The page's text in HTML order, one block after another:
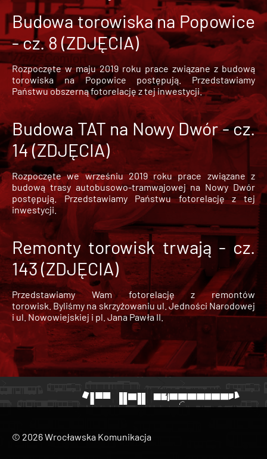
Budowa torowiska na Popowice
- cz. 8 (ZDJĘCIA)
Rozpoczęte w maju 2019 roku prace związane z budową
torowiska na Popowice
postępują. Przedstawiamy
Państwu obszerną fotorelację z tej inwestycji.
Budowa TAT na Nowy Dwór - cz.
14 (ZDJĘCIA)
Rozpoczęte we wrześniu 2019 roku prace związane z
budową trasy autobusowo-tramwajowej na Nowy Dwór
postępują. Przedstawiamy Państwu fotorelację z tej
inwestycji.
Remonty torowisk trwają - cz.
143 (ZDJĘCIA)
Przedstawiamy Wam fotorelację z remontów
torowisk. Byliśmy na skrzyżowaniu ul. Jedności Narodowej
i ul. Nowowiejskiej i pl. Jana Pawła II.
© 2026 Wrocławska Komunikacja